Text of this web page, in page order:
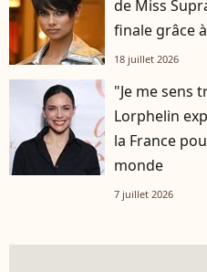
de Miss
finale grâce
18 juillet 2026
"Je me sens
Lorphelin
la France
monde
7 juillet 2026